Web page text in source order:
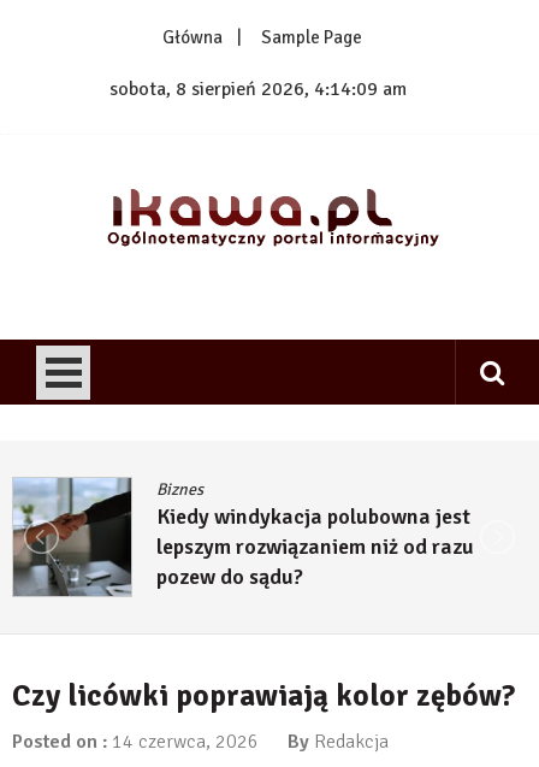
Główna Sample Page
sobota, 8 sierpień 2026, 4:14:09 am
Biznes
Kiedy windykacja polubowna jest
lepszym rozwiązaniem niż od razu
pozew do sądu?
Czy licówki poprawiają kolor zębów?
Posted on : 14 czerwca, 2026 By Redakcja